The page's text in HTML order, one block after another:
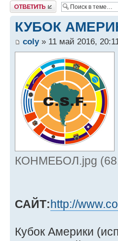
Ответить
КУБОК
coly» 11 май 2016,
КОНМЕБОЛ.jpg
САЙТ:http://
Кубок Америки